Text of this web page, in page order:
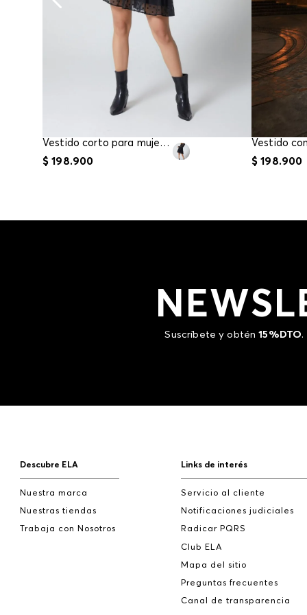
Vestido corto para mujer boleros
$ 198.900 $ 198.900
Suscríbete y obtén15%DTO.
Descubre ELA
Nuestra marca
Nuestras tiendas
Trabaja con Nosotros
Links de interés
Servicio al cliente
Notificaciones judiciales
Radicar PQRS
Club ELA
Mapa del sitio
Preguntas frecuentes
Canal de transparencia